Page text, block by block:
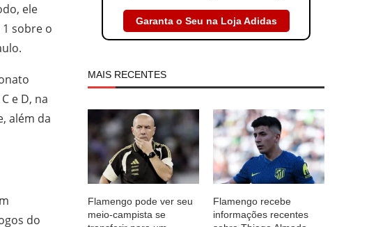
ele
sobre o
e D, na
além da
do
Garanta o Seu na Loja Adidas
MAIS RECENTES
Flamengo pode ver seu
meio-campista se
Flamengo recebe
informações recentes